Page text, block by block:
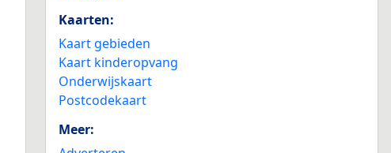
Kaarten:
Kaart gebieden
Kaart kinderopvang
Onderwijskaart
Postcodekaart
Meer: